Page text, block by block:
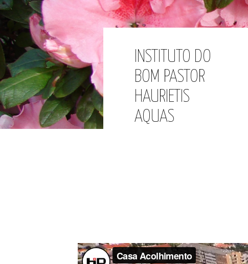
INSTITUTO DO
BOM PASTOR
HAURIETIS
AQUAS